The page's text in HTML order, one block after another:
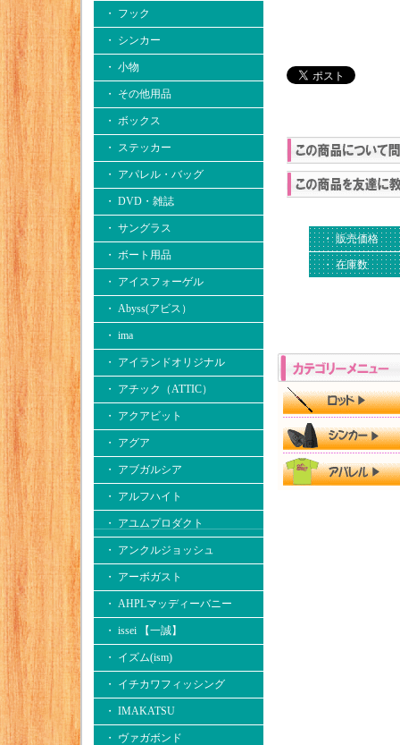
・ フック
・ シンカー
・ 小物
・ その他用品
・ ボックス
・ ステッカー
・ アパレル・バッグ
・ DVD・雑誌
・ サングラス
・ ボート用品
・ アイスフォーゲル
・ Abyss(アビス）
・ ima
・ アイランドオリジナル
・ アチック（ATTIC）
・ アクアビット
・ アグア
・ アブガルシア
・ アルフハイト
・ アユムプロダクト
・ アンクルジョッシュ
・ アーボガスト
・ AHPLマッディーバニー
・ issei 【一誠】
・ イズム(ism)
・ イチカワフィッシング
・ IMAKATSU
・ ヴァガボンド
・ 販売価格
・ 在庫数